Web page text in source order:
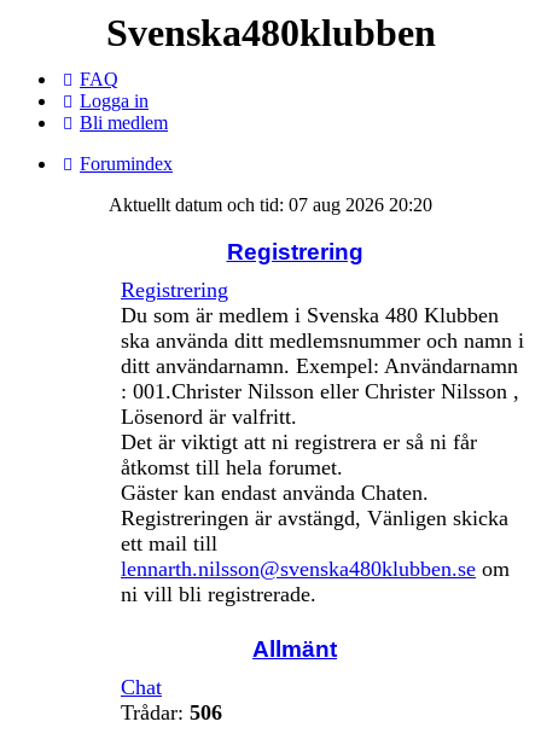
Svenska480klubben
FAQ
Logga in
Bli medlem
Forumindex
Aktuellt datum och tid: 07 aug 2026 20:20
Registrering
Registrering
Du som är medlem i Svenska 480 Klubben
ska använda ditt medlemsnummer och namn i
ditt användarnamn. Exempel: Användarnamn
: 001.Christer Nilsson eller Christer Nilsson ,
Lösenord är valfritt.
Det är viktigt att ni registrera er så ni får
åtkomst till hela forumet.
Gäster kan endast använda Chaten.
Registreringen är avstängd, Vänligen skicka
ett mail till
lennarth.nilsson@svenska480klubben.se om
ni vill bli registrerade.
Allmänt
Chat
Trådar: 506